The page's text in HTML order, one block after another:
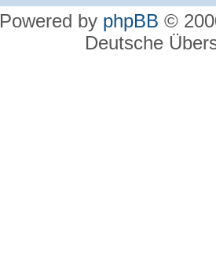
Powered by phpBB ©
Deutsche